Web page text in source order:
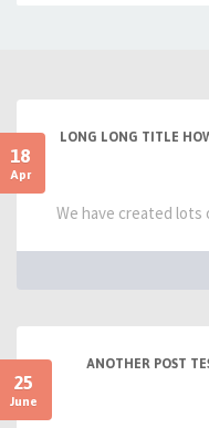
18
Apr
LONG LONG TITLE
We have created lots
25
June
ANOTHER POST